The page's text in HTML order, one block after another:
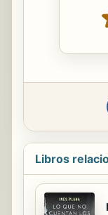
Libros